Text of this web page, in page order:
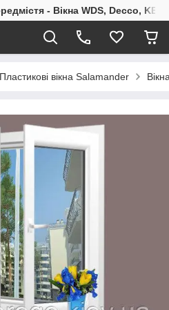
- Вікна WDS, Decco,
Пластикові вікна Salamander